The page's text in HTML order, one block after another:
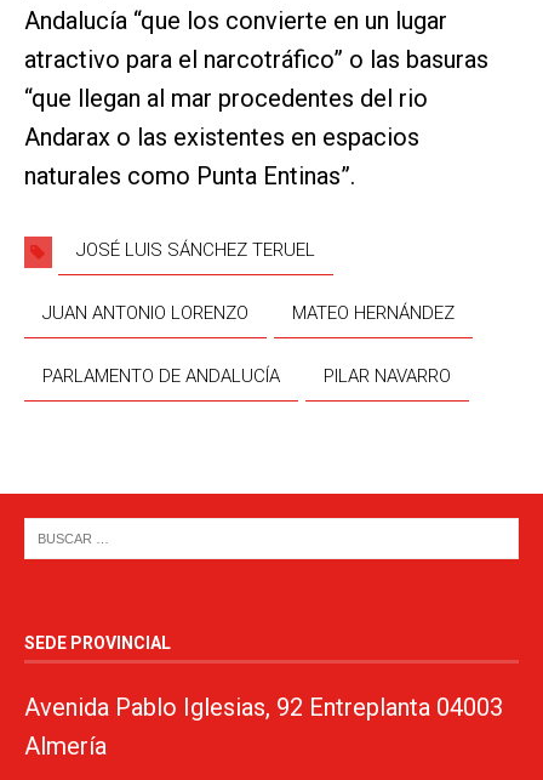
Andalucía “que los convierte en un lugar
atractivo para el narcotráfico” o las basuras
“que llegan al mar procedentes del rio
Andarax o las existentes en espacios
naturales como Punta Entinas”.
JOSÉ LUIS SÁNCHEZ TERUEL
JUAN ANTONIO LORENZO MATEO HERNÁNDEZ
PARLAMENTO DE ANDALUCÍA PILAR NAVARRO
SEDE PROVINCIAL
Avenida Pablo Iglesias, 92 Entreplanta 04003
Almería